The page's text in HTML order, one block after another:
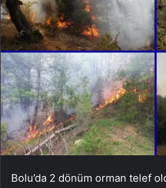
Bolu’da 2 dönüm orman telef